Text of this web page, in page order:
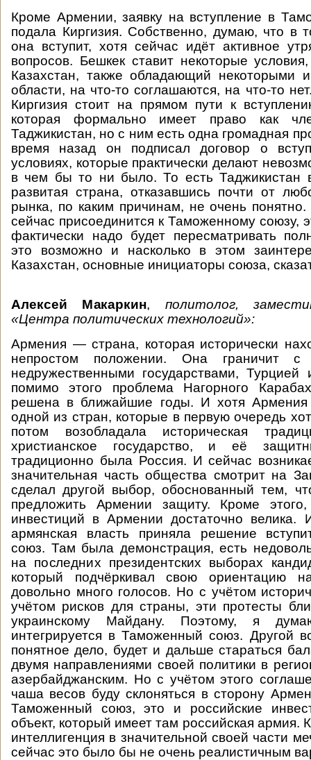
Кроме Армении, заявку на вступление в
подала Киргизия. Собственно, думаю, что в
она вступит, хотя сейчас идёт активное
вопросов. Бешкек ставит некоторые
Казахстан, также обладающий некоторыми
области, на что-то соглашаются, на что-то
Киргизия стоит на прямом пути к
которая формально имеет право как
Таджикистан, но с ним есть одна громадная
время назад он подписал договор о
условиях, которые практически делают
в чем бы то ни было. То есть Таджикистан
развитая страна, отказавшись почти от
рынка, по каким причинам, не очень
сейчас присоединится к Таможенному союзу,
фактически надо будет пересматривать
это возможно и насколько в этом
Казахстан, основные инициаторы союза,
Алексей Макаркин, политолог,
«Центра политических технологий»:
Армения — страна, которая исторически
непростом положении. Она граничит с
недружественными государствами,
помимо этого проблема Нагорного
решена в ближайшие годы. И хотя Армения
одной из стран, которые в первую очередь
потом возобладала историческая
христианское государство, и её
традиционно была Россия. И сейчас
значительная часть общества смотрит на
сделал другой выбор, обоснованный тем,
предложить Армении защиту. Кроме
инвестиций в Армении достаточно велика.
армянская власть приняла решение
союз. Там была демонстрация, есть
на последних президентских выборах
который подчёркивал свою ориентацию
довольно много голосов. Но с учётом
учётом рисков для страны, эти протесты
украинскому Майдану. Поэтому, я
интегрируется в Таможенный союз. Другой
понятное дело, будет и дальше стараться
двумя направлениями своей политики в
азербайджанским. Но с учётом этого
чаша весов буду склоняться в сторону
Таможенный союз, это и российские
объект, который имеет там российская армия.
интеллигенция в значительной своей части
сейчас это было бы не очень реалистичным